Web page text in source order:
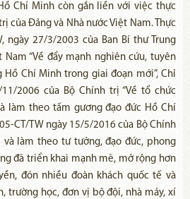
Chí Minh còn gắn liền với việc thực
của Đảng và Nhà nước Việt Nam. Thực
ngày 27/3/2003 của Ban Bí thư Trung
Nam “Về đẩy mạnh nghiên cứu, tuyên
Chí Minh trong giai đoạn mới”, Chỉ
2006 của Bộ Chính trị “Về tổ chức
làm theo tấm gương đạo đức Hồ Chí
CT/TW ngày 15/5/2016 của Bộ Chính
và làm theo tư tưởng, đạo đức, phong
đã triển khai mạnh mẽ, mở rộng hơn
đón nhiều đoàn khách quốc tế và
trường học, đơn vị bộ đội, nhà máy, xí